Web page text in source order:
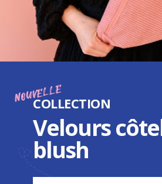
NOUVELLE
COLLECTION
Velours
blush